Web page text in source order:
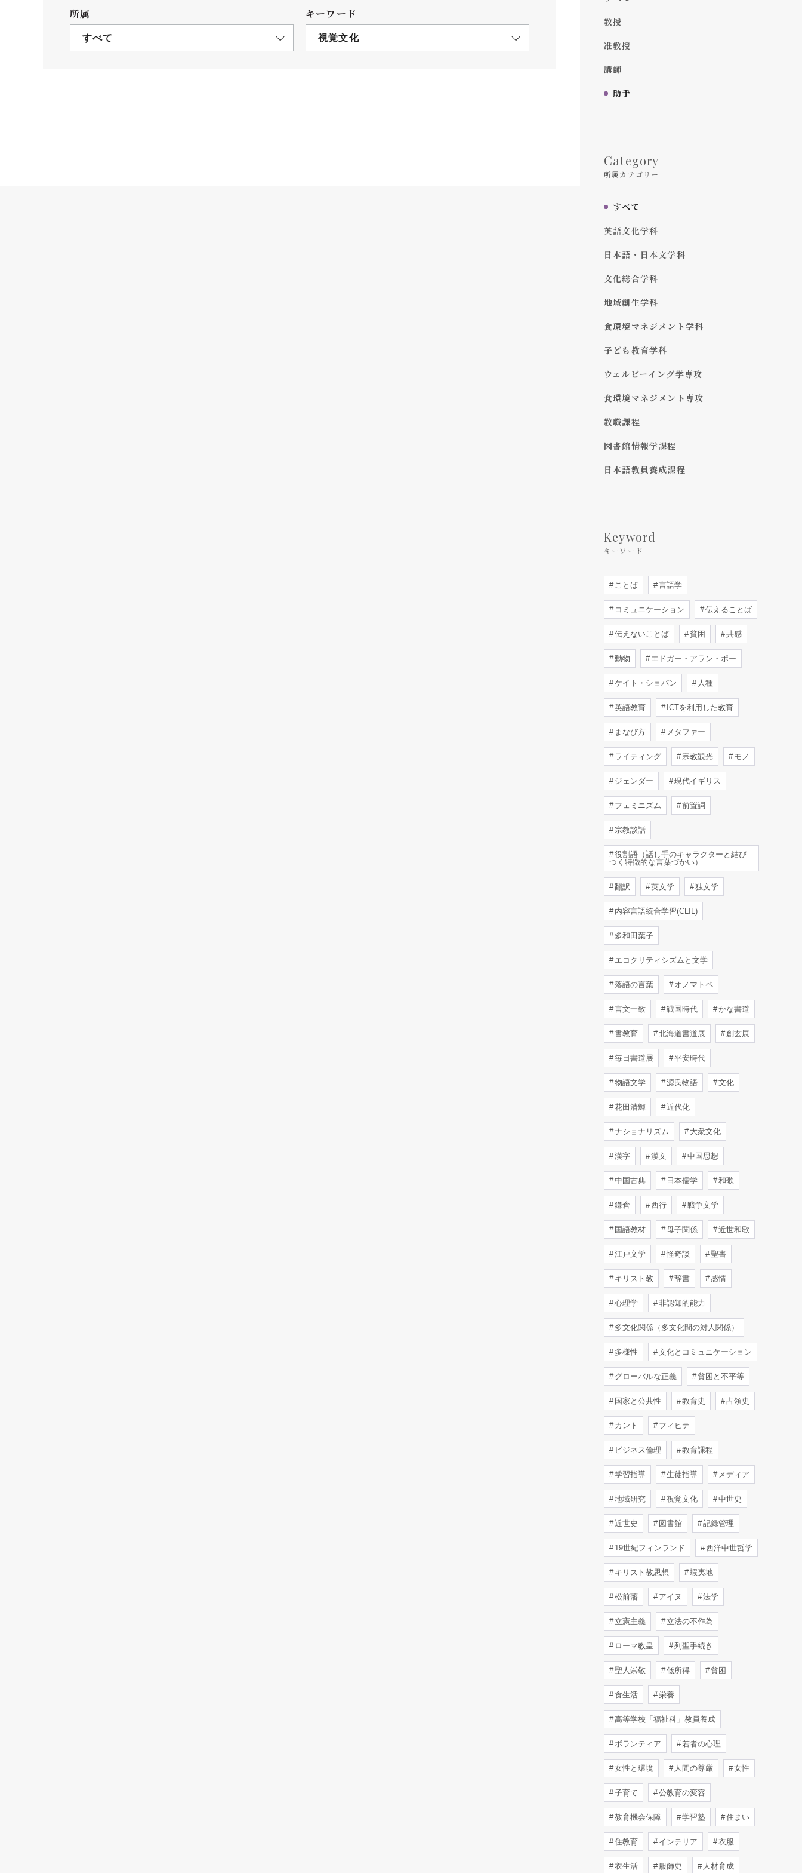
３Dパノラマビュー
所属
すべて
キーワード
視覚文化
教授
准教授
講師
助手
Category
所属カテゴリー
すべて
英語文化学科
日本語・日本文学科
文化総合学科
地域創生学科
食環境マネジメント学科
子ども教育学科
ウェルビーイング学専攻
食環境マネジメント専攻
教職課程
図書館情報学課程
日本語教員養成課程
Keyword
キーワード
ことば 言語学
コミュニケーション 伝えることば
伝えないことば 貧困 共感
動物 エドガー・アラン・ポー
ケイト・ショパン 人種
英語教育 ICTを利用した教育
まなび方 メタファー
ライティング 宗教観光 モノ
ジェンダー 現代イギリス
フェミニズム 前置詞
宗教談話
役割語（話し手のキャラクターと結び
つく特徴的な言葉づかい）
翻訳 英文学 独文学
内容言語統合学習(CLIL)
多和田葉子
エコクリティシズムと文学
落語の言葉 オノマトペ
言文一致 戦国時代 かな書道
書教育 北海道書道展 創玄展
毎日書道展 平安時代
物語文学 源氏物語 文化
花田清輝 近代化
ナショナリズム 大衆文化
漢字 漢文 中国思想
中国古典 日本儒学 和歌
鎌倉 西行 戦争文学
国語教材 母子関係 近世和歌
江戸文学 怪奇談 聖書
キリスト教 辞書 感情
心理学 非認知的能力
多文化関係（多文化間の対人関係）
多様性 文化とコミュニケーション
グローバルな正義 貧困と不平等
国家と公共性 教育史 占領史
カント フィヒテ
ビジネス倫理 教育課程
学習指導 生徒指導 メディア
地域研究 視覚文化 中世史
近世史 図書館 記録管理
19世紀フィンランド 西洋中世哲学
キリスト教思想 蝦夷地
松前藩 アイヌ 法学
立憲主義 立法の不作為
ローマ教皇 列聖手続き
聖人崇敬 低所得 貧困
食生活 栄養
高等学校「福祉科」教員養成
ボランティア 若者の心理
女性と環境 人間の尊厳 女性
子育て 公教育の変容
教育機会保障 学習塾 住まい
住教育 インテリア 衣服
衣生活 服飾史 人材育成